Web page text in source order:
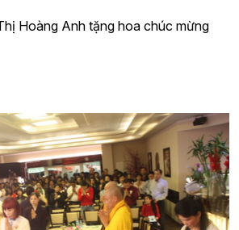
Hoàng Anh tặng hoa chúc mừng